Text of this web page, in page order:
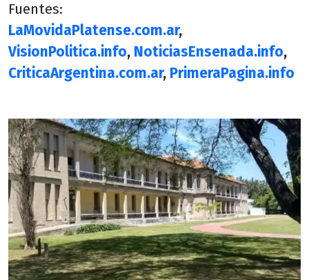
Fuentes:
LaMovidaPlatense.com.ar,
VisionPolitica.info, NoticiasEnsenada.info,
CriticaArgentina.com.ar, PrimeraPagina.info